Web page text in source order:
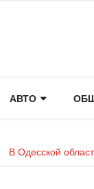
АВТО
В Одесской